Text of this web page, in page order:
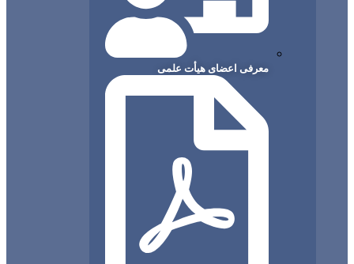
معرفی اعضای هیأت علمی